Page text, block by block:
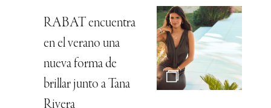
RABAT encuentra
en el verano una
nueva forma de
brillar junto a Tana